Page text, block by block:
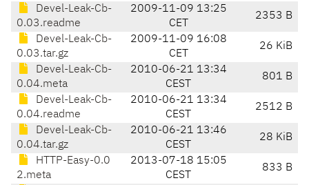
Devel-Leak-Cb-
0.03.readme
2009-11-09 13:25
CET
2353 B
Devel-Leak-Cb-
0.03.tar.gz
2009-11-09 16:08
CET
26 KiB
Devel-Leak-Cb-
0.04.meta
2010-06-21 13:34
CEST
801 B
Devel-Leak-Cb-
0.04.readme
2010-06-21 13:34
CEST
2512 B
Devel-Leak-Cb-
0.04.tar.gz
2010-06-21 13:46
CEST
28 KiB
HTTP-Easy-0.0
2.meta
2013-07-18 15:05
CEST
833 B